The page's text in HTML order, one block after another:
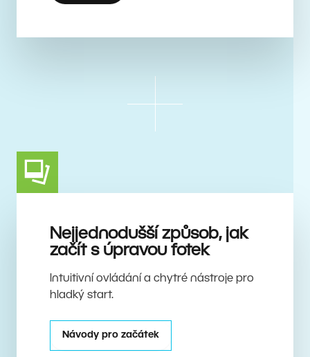
Nejjednodušší způsob, jak
začít s úpravou fotek
Intuitivní ovládání a chytré nástroje pro
hladký start.
Návody pro začátek